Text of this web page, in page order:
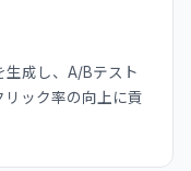
成し、A/Bテスト
ック率の向上に貢